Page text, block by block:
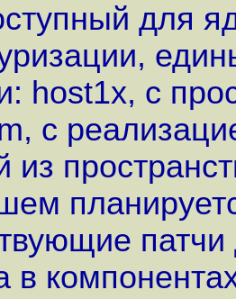
для
host1x, c
c
из
в